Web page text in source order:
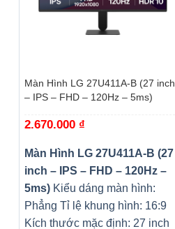
Màn Hình LG 27U411A-B (27 inch
– IPS – FHD – 120Hz – 5ms)
2.670.000 ₫
Màn Hình LG 27U411A-B (27
inch – IPS – FHD – 120Hz –
5ms) Kiểu dáng màn hình:
Phẳng Tỉ lệ khung hình: 16:9
Kích thước mặc định: 27 inch